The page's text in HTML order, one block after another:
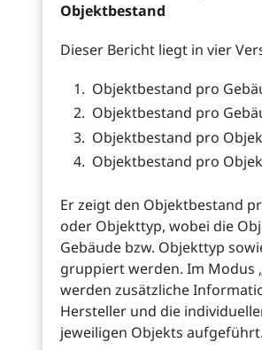
Objektbestand
Dieser Bericht liegt in vier
Objektbestand pro
Objektbestand pro
Objektbestand pro
Objektbestand pro
Er zeigt den Objektbestand
oder Objekttyp, wobei die
Gebäude bzw. Objekttyp
gruppiert werden. Im Modus
werden zusätzliche
Hersteller und die
jeweiligen Objekts aufgeführt.